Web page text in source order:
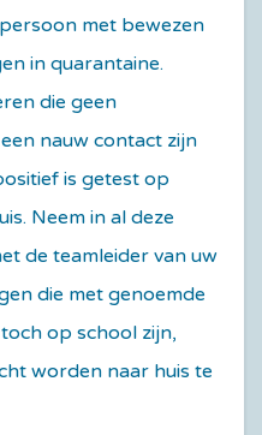
met bewezen
in quarantaine.
die geen
nauw contact zijn
is getest op
Neem in al deze
de teamleider van uw
die met genoemde
op school zijn,
worden naar huis te